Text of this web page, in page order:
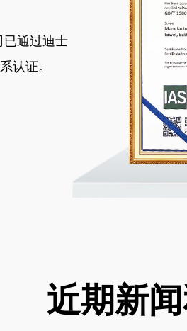
通过迪士
认证。
近期新